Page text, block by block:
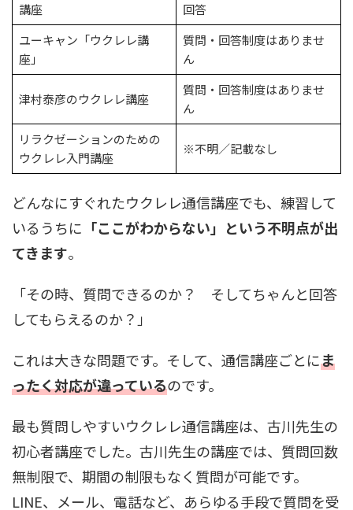
講座
回答
ユーキャン「ウクレレ講
座」
質問・回答制度はありませ
ん
津村泰彦のウクレレ講座
質問・回答制度はありませ
ん
リラクゼーションのための
ウクレレ入門講座
※不明／記載なし
どんなにすぐれたウクレレ通信講座でも、練習して
いるうちに 「ここがわからない」という不明点が出
てきます。
「その時、質問できるのか？ そしてちゃんと回答
してもらえるのか？」
これは大きな問題です。そして、通信講座ごとにま
ったく対応が違っているのです。
最も質問しやすいウクレレ通信講座は、古川先生の
初心者講座でした。古川先生の講座では、質問回数
無制限で、期間の制限もなく質問が可能です。
LINE、メール、電話など、あらゆる手段で質問を受